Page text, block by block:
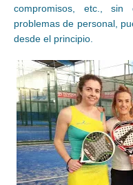
compromisos, etc., sin
problemas de personal,
desde el principio.